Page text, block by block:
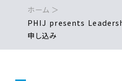
ホーム
PHIJ presents
申し込み